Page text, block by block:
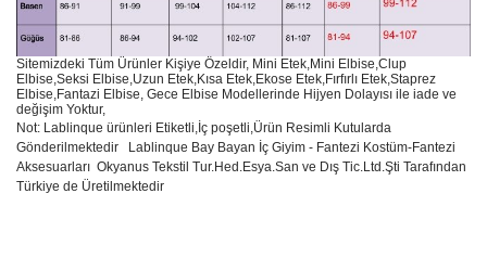
Sitemizdeki Tüm Ürünler Kişiye Özeldir, Mini Etek,Mini Elbise,Clup
Elbise,Seksi Elbise,Uzun Etek,Kısa Etek,Ekose Etek,Fırfırlı Etek,Staprez
Elbise,Fantazi Elbise, Gece Elbise Modellerinde Hijyen Dolayısı ile iade ve
değişim Yoktur,
Not: Lablinque ürünleri Etiketli,İç poşetli,Ürün Resimli Kutularda
Gönderilmektedir
Lablinque Bay Bayan ç Giyim - Fantezi Kostüm-Fantezi
Aksesuarları Okyanus Tekstil Tur.Hed.Esya.San ve Dış Tic.Ltd.Şti Tarafından
Türkiye de Üretilmektedir